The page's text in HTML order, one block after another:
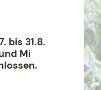
bis 31.8.
Mi